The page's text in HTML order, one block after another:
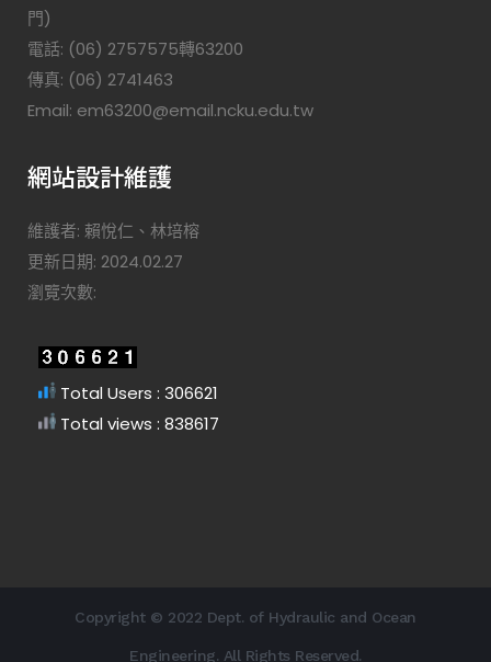
門)
電話: (06) 2757575轉63200
傳真: (06) 2741463
Email: em63200@email.ncku.edu.tw
網站設計維護
維護者: 賴悅仁、林培榕
更新日期: 2024.02.27
瀏覽次數:
Total Users : 306621
Total views : 838617
Copyright © 2022 Dept. of Hydraulic and Ocean
Engineering. All Rights Reserved.